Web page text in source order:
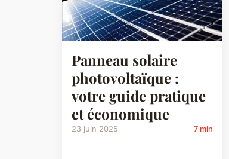
Panneau solaire
photovoltaïque :
votre guide pratique
et économique
23 juin 2025 7 min